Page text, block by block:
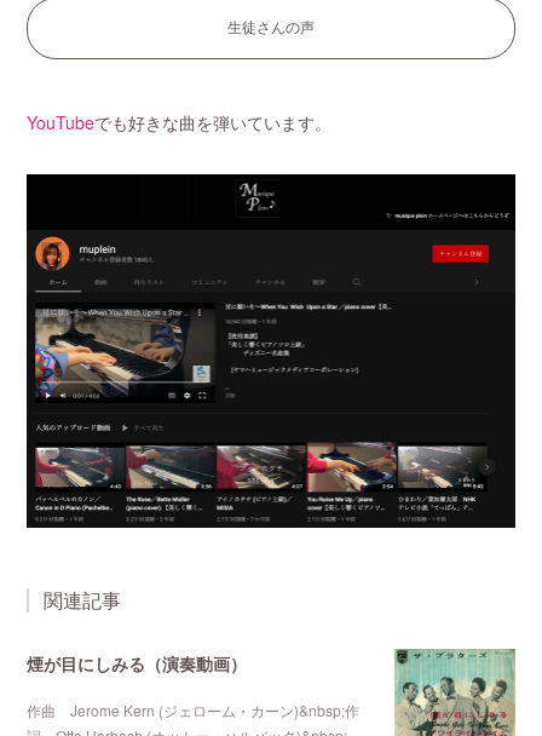
生徒さんの声
YouTubeでも好きな曲を弾いています。
関連記事
煙が目にしみる（演奏動画）
作曲 Jerome Kern (ジェローム・カーン)&nbsp;作